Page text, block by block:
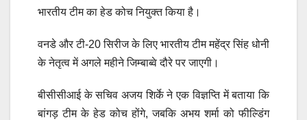
भारतीय टीम का हेड कोच नियुक्त किया है।
वनडे और टी-20 सिरीज के लिए भारतीय टीम महेंद्र सिंह धोनी
के नेतृत्व में अगले महीने जिम्बाब्वे दौरे पर जाएगी।
बीसीसीआई के सचिव अजय शिर्के ने एक विज्ञप्ति में बताया कि
बांगड़ टीम के हेड कोच होंगे, जबकि अभय शर्मा को फील्डिंग